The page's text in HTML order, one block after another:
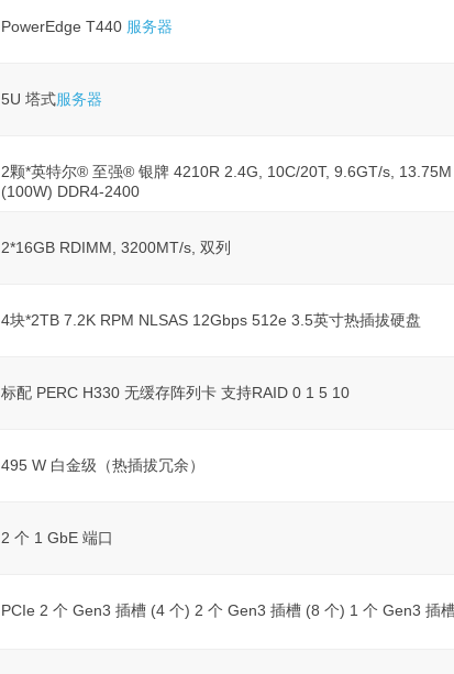
PowerEdge T440 服务器
5U 塔式服务器
2颗*英特尔® 至强® 银牌 4210R 2.4G, 10C/20T, 9.6GT/s,
(100W) DDR4-2400
2*16GB RDIMM, 3200MT/s, 双列
4块*2TB 7.2K RPM NLSAS 12Gbps 512e 3.5英寸热插拔硬盘
标配 PERC H330 无缓存阵列卡 支持RAID 0 1 5 10
495 W 白金级（热插拔冗余）
2 个 1 GbE 端口
PCIe 2 个 Gen3 插槽 (4 个) 2 个 Gen3 插槽 (8 个) 1 个 Gen3 插槽